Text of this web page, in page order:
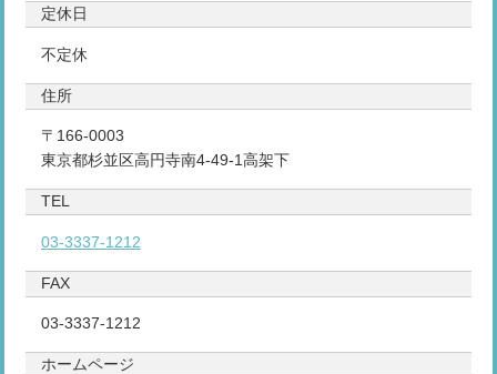
定休日
不定休
住所
〒166-0003
東京都杉並区高円寺南4-49-1高架下
TEL
03-3337-1212
FAX
03-3337-1212
ホームページ